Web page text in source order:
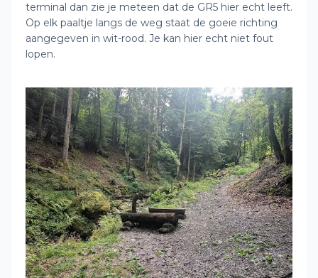
terminal dan zie je meteen dat de GR5 hier echt leeft.
Op elk paaltje langs de weg staat de goeie richting
aangegeven in wit-rood. Je kan hier echt niet fout
lopen.